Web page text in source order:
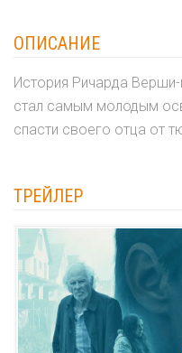
ОПИСАНИЕ
История Ричарда
стал самым молодым
спасти своего отца от
ТРЕЙЛЕР